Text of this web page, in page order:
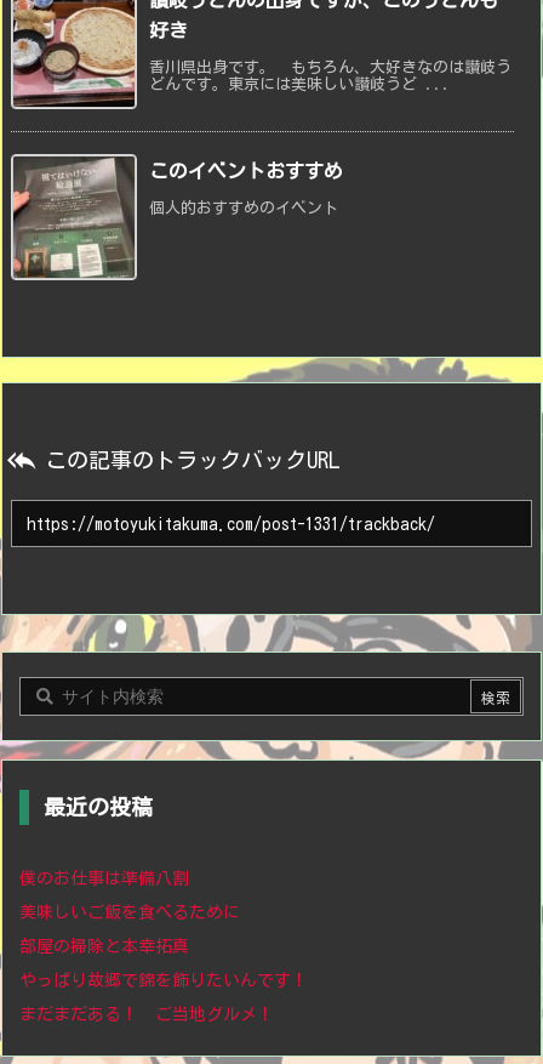
好き
香川県出身です。 もちろん、大好きなのは讃岐う
どんです。東京には美味しい讃岐うど ...
このイベントおすすめ
個人的おすすめのイベント
 この記事のトラックバックURL
最近の投稿
僕のお仕事は準備八割
美味しいご飯を食べるために
部屋の掃除と本幸拓真
やっぱり故郷で錦を飾りたいんです！
まだまだある！ ご当地グルメ！